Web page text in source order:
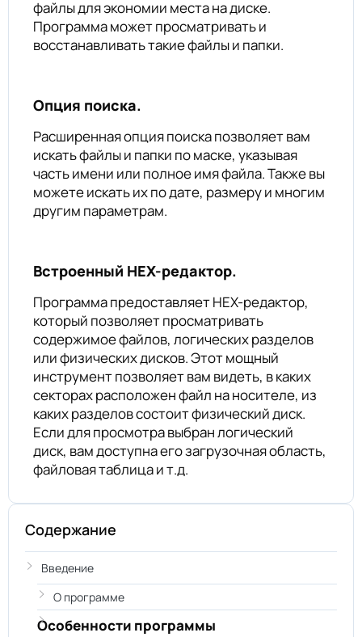
файлы для экономии места на диске.
Программа может просматривать и
восстанавливать такие файлы и папки.
Опция поиска.
Расширенная опция поиска позволяет вам
искать файлы и папки по маске, указывая
часть имени или полное имя файла. Также вы
можете искать их по дате, размеру и многим
другим параметрам.
Встроенный HEX-редактор.
Программа предоставляет HEX-редактор,
который позволяет просматривать
содержимое файлов, логических разделов
или физических дисков. Этот мощный
инструмент позволяет вам видеть, в каких
секторах расположен файл на носителе, из
каких разделов состоит физический диск.
Если для просмотра выбран логический
диск, вам доступна его загрузочная область,
файловая таблица и т.д.
Содержание
Введение
О программе
Особенности программы